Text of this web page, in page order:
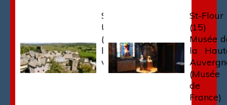
Saint-
Urcize
(15) -
le
village
St-Flour
(15)
Musée
la
(Musée
de
France)